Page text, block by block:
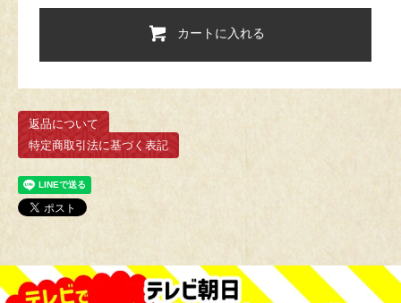
カートに入れる
返品について
特定商取引法に基づく表記